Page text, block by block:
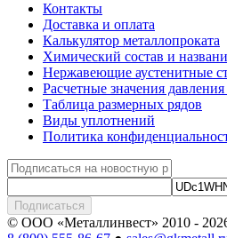
Контакты
Доставка и оплата
Калькулятор металлопроката
Химический состав и
Нержавеющие аустенитные
Расчетные значения
Таблица размерных рядов
Виды уплотнений
Политика
Подписаться
© ООО «Металлинвест» 2010 -